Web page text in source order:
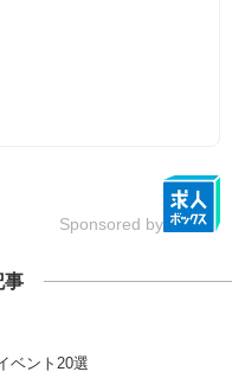
Sponsored by
事
ベント20選